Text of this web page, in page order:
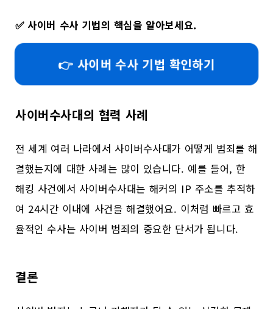
✅사이버 수사 기법의 핵심을 알아보세요.
👉 사이버 수사 기법 확인하기
사이버수사대의 협력 사례
전 세계 여러 나라에서 사이버수사대가 어떻게 범죄를 해
결했는지에 대한 사례는 많이 있습니다. 예를 들어, 한
해킹 사건에서 사이버수사대는 해커의 IP 주소를 추적하
여 24시간 이내에 사건을 해결했어요. 이처럼 빠르고 효
율적인 수사는 사이버 범죄의 중요한 단서가 됩니다.
결론